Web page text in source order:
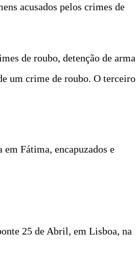
acusados pelos crimes de
de roubo, detenção de arma
um crime de roubo. O terceiro
Fátima, encapuzados e
25 de Abril, em Lisboa, na